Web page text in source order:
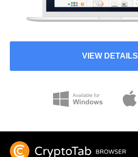
VIEW DETAILS